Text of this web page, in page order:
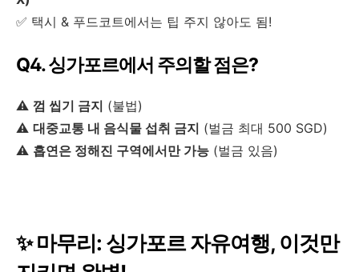
✅ 택시 & 푸드코트에서는 팁 주지 않아도 됨!
Q4. 싱가포르에서 주의할 점은?
⚠ 껌 씹기 금지 (불법)
⚠ 대중교통 내 음식물 섭취 금지 (벌금 최대 500 SGD)
⚠ 흡연은 정해진 구역에서만 가능 (벌금 있음)
✨ 마무리: 싱가포르 자유여행, 이것만